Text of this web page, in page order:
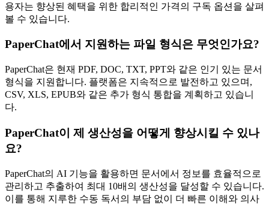
용자는 향상된 혜택을 위한 합리적인 가격의 구독 옵션을 살펴
볼 수 있습니다.
PaperChat에서 지원하는 파일 형식은 무엇인가요?
PaperChat은 현재 PDF, DOC, TXT, PPT와 같은 인기 있는 문서
형식을 지원합니다. 플랫폼은 지속적으로 발전하고 있으며,
CSV, XLS, EPUB와 같은 추가 형식 통합을 계획하고 있습니
다.
PaperChat이 제 생산성을 어떻게 향상시킬 수 있나
요?
PaperChat의 AI 기능을 활용하면 문서에서 정보를 효율적으로
관리하고 추출하여 최대 10배의 생산성을 달성할 수 있습니다.
이를 통해 지루한 수동 독서의 부담 없이 더 빠른 이해와 의사